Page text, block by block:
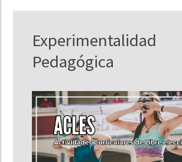
Experimentalidad
Pedagógica